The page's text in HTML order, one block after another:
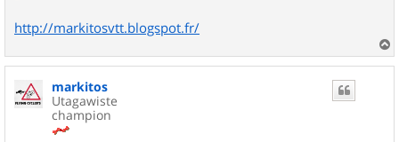
http://markitosvtt.blogspot.fr/
a
u
markitos
Utagawiste
champion